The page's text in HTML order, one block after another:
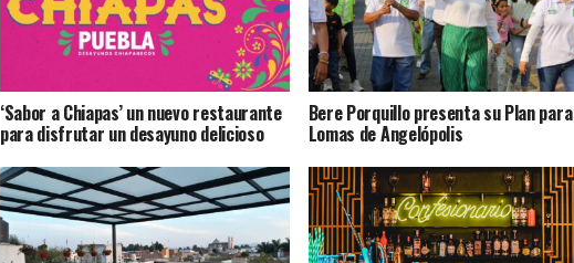
‘Sabor a Chiapas’ un nuevo restaurante
para disfrutar un desayuno delicioso
Bere Porquillo presenta su Plan para
Lomas de Angelópolis